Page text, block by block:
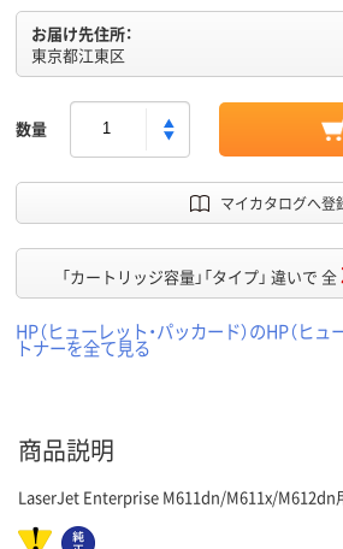
お届け先住所：
東京都江東区
数量
マイカタログへ登
「カートリッジ容量」「タイプ」 違いで 全
HP（ヒューレット・パッカード）のHP（ヒュ
トナーを全て見る
商品説明
LaserJet Enterprise M611dn/M611x/